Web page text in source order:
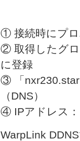
① 接続時にプ
② 取得したグロ
に登録
③ 「
（DNS）
④ IPアドレス
WarpLink